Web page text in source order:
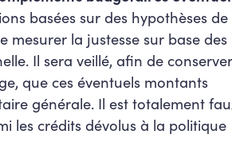
basées sur des hypothèses de
mesurer la justesse sur base des
Il sera veillé, afin de
que ces éventuels montants
générale. Il est totalement
les crédits dévolus à la politique